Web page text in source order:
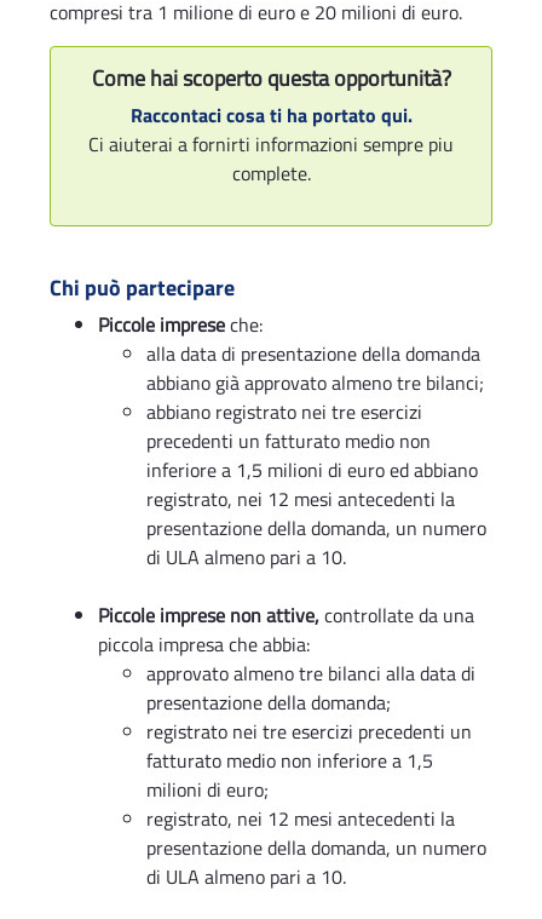
compresi tra 1 milione di euro e 20 milioni di euro.
Come hai scoperto questa opportunità?
Raccontaci cosa ti ha portato qui.
Ci aiuterai a fornirti informazioni sempre piu
complete.
Chi può partecipare
Piccole impreseche:
alla data di presentazione della domanda
abbiano già approvato almeno tre bilanci;
abbiano registrato nei tre esercizi
precedenti un fatturato medio non
inferiore a 1,5 milioni di euro ed abbiano
registrato, nei 12 mesi antecedenti la
presentazione della domanda, un numero
di ULA almeno pari a 10.
Piccole imprese non attive,controllate da una
piccola impresa che abbia:
approvato almeno tre bilanci alla data di
presentazione della domanda;
registrato nei tre esercizi precedenti un
fatturato medio non inferiore a 1,5
milioni di euro;
registrato, nei 12 mesi antecedenti la
presentazione della domanda, un numero
di ULA almeno pari a 10.